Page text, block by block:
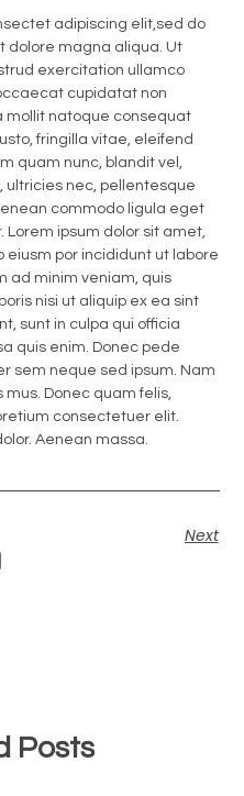
adipiscing elit,sed do
dolore magna aliqua. Ut
exercitation ullamco
cupidatat non
mollit natoque consequat
fringilla vitae, eleifend
quam nunc, blandit vel,
ultricies nec, pellentesque
commodo ligula eget
Lorem ipsum dolor sit amet,
por incididunt ut labore
ad minim veniam, quis
nisi ut aliquip ex ea sint
sunt in culpa qui officia
quis enim. Donec pede
sem neque sed ipsum. Nam
mus. Donec quam felis,
consectetuer elit.
Aenean massa.
Next
Posts